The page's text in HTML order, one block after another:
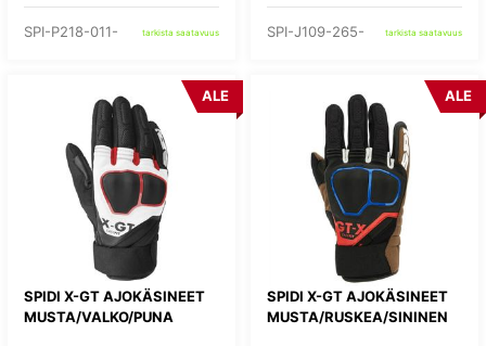
SPI-P218-011- tarkista saatavuus SPI-J109-265- tarkista saatavuus
SPIDI X-GT AJOKÄSINEET
MUSTA/VALKO/PUNA
ALE
SPIDI X-GT AJOKÄSINEET
MUSTA/RUSKEA/SININEN
ALE